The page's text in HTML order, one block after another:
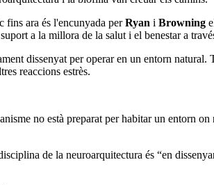
fins ara és l'encunyada perRyan i Browning
a la millora de la salut i el benestar a
dissenyat per operar en un entorn
reaccions estrès.
no està preparat per habitar un entorn
de la neuroarquitectura és “en